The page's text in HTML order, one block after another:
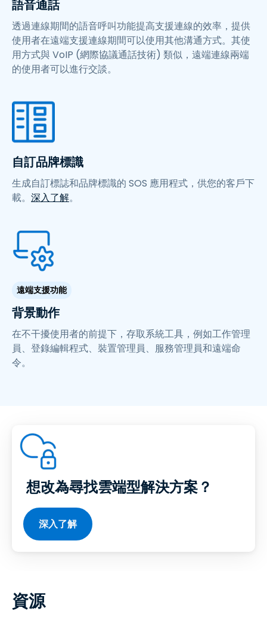
語音通話
透過連線期間的語音呼叫功能提高支援連線的效率，提供
使用者在遠端支援連線期間可以使用其他溝通方式。其使
用方式與 VoIP (網際協議通話技術) 類似，遠端連線兩端
的使用者可以進行交談。
自訂品牌標識
生成自訂標誌和品牌標識的 SOS 應用程式，供您的客戶下
載。 深入了解。
遠端支援功能
背景動作
在不干擾使用者的前提下，存取系統工具，例如工作管理
員、登錄編輯程式、裝置管理員、服務管理員和遠端命
令。
想改為尋找雲端型解決方案？
深入了解
資源